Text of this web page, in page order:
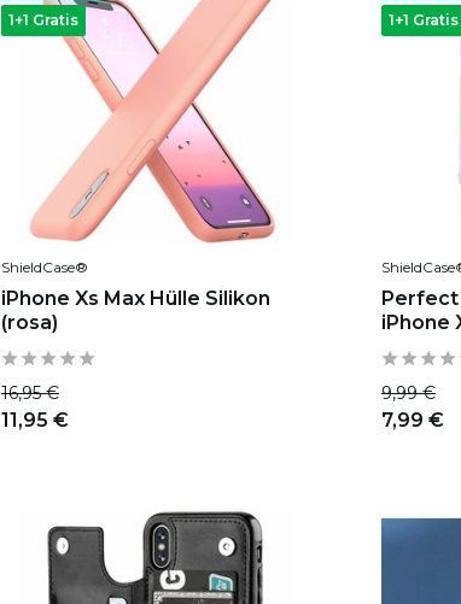
1+1 Gratis
ShieldCase®
iPhone Xs Max Hülle Silikon
(rosa)
16,95 €
11,95 €
1+1 Gratis
Perfect
iPhone
9,99 €
7,99 €